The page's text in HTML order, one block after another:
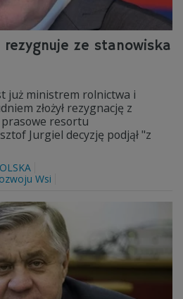
rezygnuje ze stanowiska
już ministrem rolnictwa i
złożył rezygnację z
resortu
Jurgiel decyzję podjął "z
Wsi